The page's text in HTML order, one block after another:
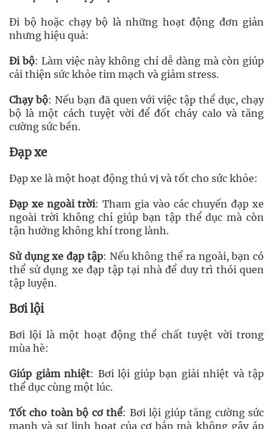
Đi bộ hoặc chạy bộ là những hoạt động đơn giản
nhưng hiệu quả:
Đi bộ: Làm việc này không chỉ dễ dàng mà còn giúp
cải thiện sức khỏe tim mạch và giảm stress.
Chạy bộ: Nếu bạn đã quen với việc tập thể dục, chạy
bộ là một cách tuyệt vời để đốt cháy calo và tăng
cường sức bền.
Đạp xe
Đạp xe là một hoạt động thú vị và tốt cho sức khỏe:
Đạp xe ngoài trời: Tham gia vào các chuyến đạp xe
ngoài trời không chỉ giúp bạn tập thể dục mà còn
tận hưởng không khí trong lành.
Sử dụng xe đạp tập: Nếu không thể ra ngoài, bạn có
thể sử dụng xe đạp tập tại nhà để duy trì thói quen
tập luyện.
Bơi lội
Bơi lội là một hoạt động thể chất tuyệt vời trong
mùa hè:
Giúp giảm nhiệt: Bơi lội giúp bạn giải nhiệt và tập
thể dục cùng một lúc.
Tốt cho toàn bộ cơ thể: Bơi lội giúp tăng cường sức
mạnh và sự linh hoạt của cơ bắp mà không gây áp